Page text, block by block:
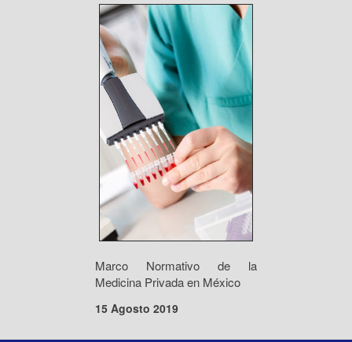
Marco Normativo de la
Medicina Privada en México
15 Agosto 2019